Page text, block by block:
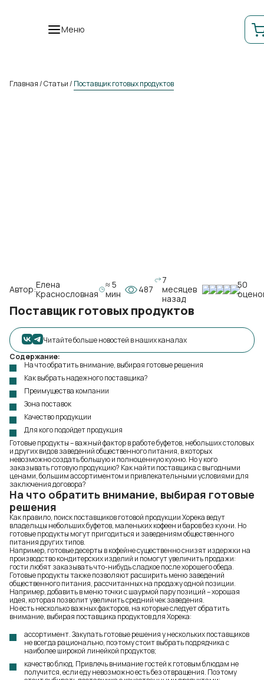
Меню
Главная/Статьи/ Поставщик готовых продуктов
Автор:Елена
Краснословная
≈ 5
мин
487
7
месяцев
назад
50
Поставщик готовых продуктов
Читайте больше новостей в наших каналах
Содержание:
На что обратить внимание, выбирая готовые решения
Как выбрать надежного поставщика?
Преимущества компании
Зона поставок
Качество продукции
Для кого подойдет продукция
Готовые продукты – важный фактор в работе буфетов, небольших столовых
и других видов заведений общественного питания, в которых
невозможно создать большую и полноценную кухню. Но у кого
заказывать готовую продукцию? Как найти поставщика с выгодными
ценами, большим ассортиментом и привлекательными условиями для
заключения договора?
На что обратить внимание, выбирая готовые
решения
Как правило, поиск поставщиков готовой продукции Хорека ведут
владельцы небольших буфетов, маленьких кофеен и баров без кухни. Но
готовые продукты могут пригодиться и заведениям общественного
питания других типов.
Например, готовые десерты в кофейне существенно снизят издержки на
производство кондитерских изделий и помогут увеличить продажи:
гости любят заказывать что-нибудь сладкое после хорошего обеда.
Готовые продукты также позволяют расширить меню заведений
общественного питания, рассчитанных на продажу одной позиции.
Например, добавить в меню точки с шаурмой пару позиций – хорошая
идея, которая позволит увеличить средний чек заведения.
Но есть несколько важных факторов, на которые следует обратить
внимание, выбирая поставщика продуктов для Хорека:
ассортимент. Закупать готовые решения у нескольких поставщиков
не всегда рационально, поэтому стоит выбрать подрядчика с
наиболее широкой линейкой продуктов;
качество блюд. Привлечь внимание гостей к готовым блюдам не
получится, если еду невозможно есть без отвращения. Поэтому